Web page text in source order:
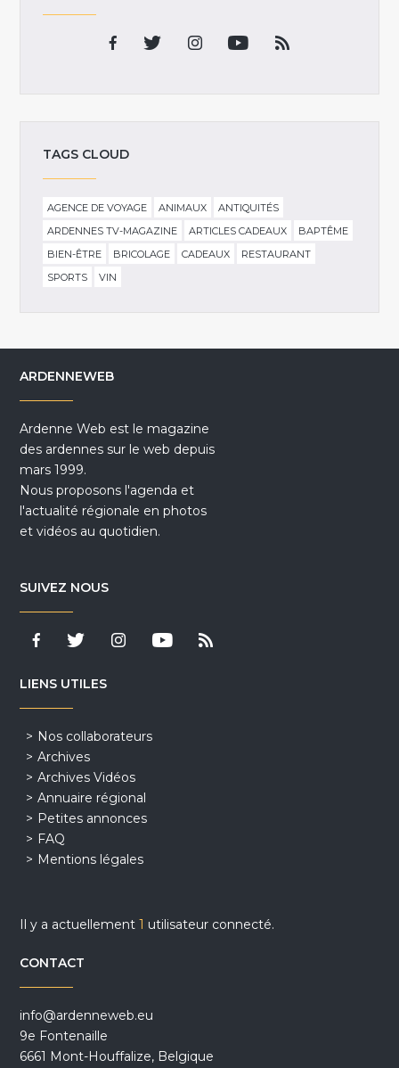
TAGS CLOUD
AGENCE DE VOYAGE ANIMAUX
ANTIQUITÉS
ARDENNES TV-MAGAZINE
ARTICLES CADEAUX
BAPTÊME
BIEN-ÊTRE
BRICOLAGE CADEAUX
RESTAURANT
SPORTS
VIN
ARDENNEWEB
Ardenne Web est le magazine
des ardennes sur le web depuis
mars 1999.
Nous proposons l'agenda et
l'actualité régionale en photos
et vidéos au quotidien.
SUIVEZ NOUS
LIENS UTILES
Nos collaborateurs
Archives
Archives Vidéos
Annuaire régional
Petites annonces
FAQ
Mentions légales
Il y a actuellement1 utilisateur connecté.
CONTACT
info@ardenneweb.eu
9e Fontenaille
6661 Mont-Houffalize, Belgique